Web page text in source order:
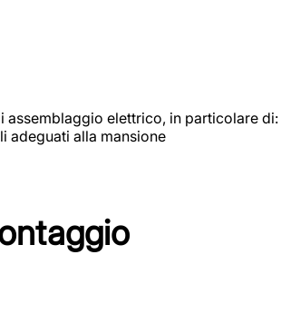
elettrico, in particolare
adeguati alla mansione